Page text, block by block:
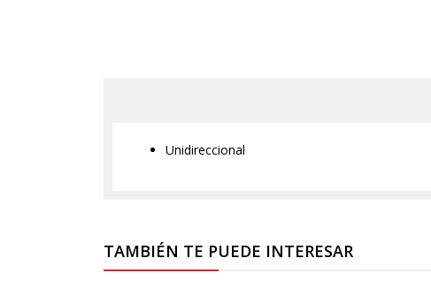
Unidireccional
TAMBIÉN TE PUEDE INTERESAR